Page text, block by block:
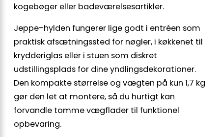
kogebøger eller badeværelsesartikler.
Jeppe-hylden fungerer lige godt i entréen som
praktisk afsætningssted for nøgler, i køkkenet til
krydderiglas eller i stuen som diskret
udstillingsplads for dine yndlingsdekorationer.
Den kompakte størrelse og vægten på kun 1,7 kg
gør den let at montere, så du hurtigt kan
forvandle tomme vægflader til funktionel
opbevaring.